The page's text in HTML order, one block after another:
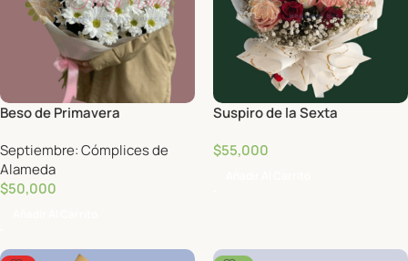
Beso de Primavera
Septiembre: Cómplices de
Alameda
$50,000
Suspiro de la Sexta
$55,000